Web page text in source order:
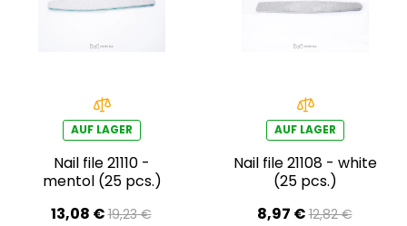
AUF LAGER
Nail file 21110 -
mentol (25 pcs.)
13,08 €19,23 €
AUF LAGER
Nail file 21108 - white
(25 pcs.)
8,97 €12,82 €